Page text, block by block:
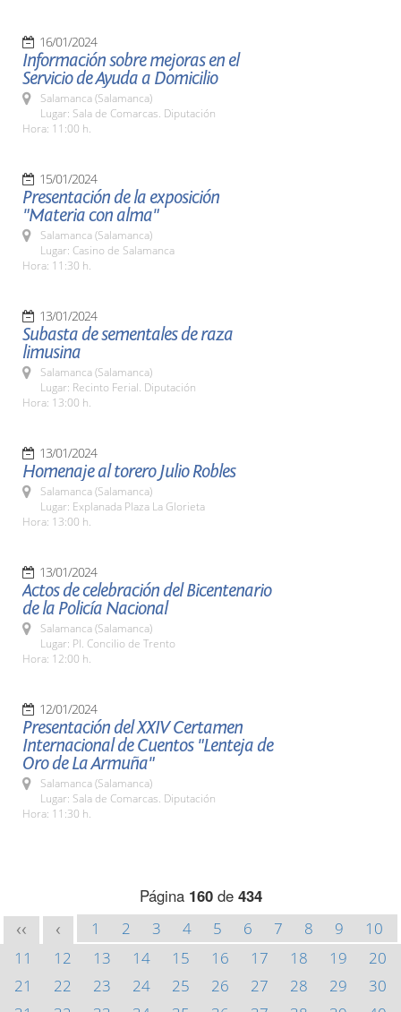
16/01/2024
Información sobre mejoras en el
Servicio de Ayuda a Domicilio
Salamanca (Salamanca)
Lugar: Sala de Comarcas. Diputación
Hora: 11:00 h.
15/01/2024
Presentación de la exposición
"Materia con alma"
Salamanca (Salamanca)
Lugar: Casino de Salamanca
Hora: 11:30 h.
13/01/2024
Subasta de sementales de raza
limusina
Salamanca (Salamanca)
Lugar: Recinto Ferial. Diputación
Hora: 13:00 h.
13/01/2024
Homenaje al torero Julio Robles
Salamanca (Salamanca)
Lugar: Explanada Plaza La Glorieta
Hora: 13:00 h.
13/01/2024
Actos de celebración del Bicentenario
de la Policía Nacional
Salamanca (Salamanca)
Lugar: Pl. Concilio de Trento
Hora: 12:00 h.
12/01/2024
Presentación del XXIV Certamen
Internacional de Cuentos "Lenteja de
Oro de La Armuña"
Salamanca (Salamanca)
Lugar: Sala de Comarcas. Diputación
Hora: 11:30 h.
Página 160de 434
<< < 1 2 3 4 5 6 7 8 9
10
11
12 13 14 15 16 17 18 19
20
21
22 23 24 25 26 27 28 29
30